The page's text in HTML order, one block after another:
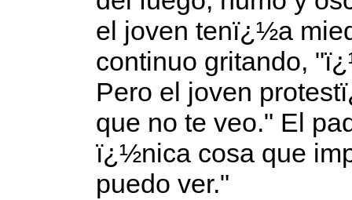
el joven tenï¿½a
continuo gritando,
Pero el joven
que no te veo." El
ï¿½nica cosa que
puedo ver."